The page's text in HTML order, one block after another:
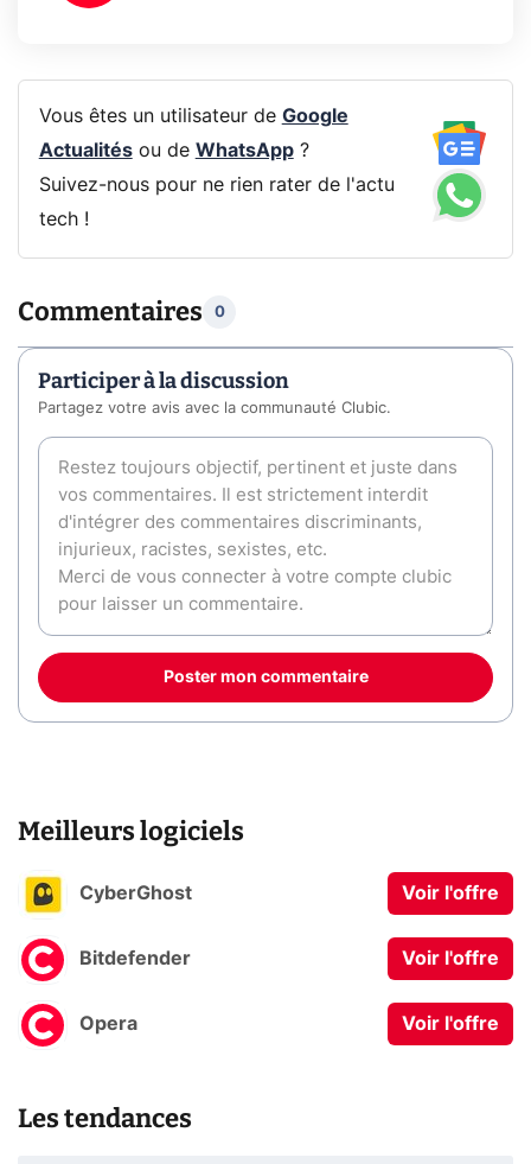
Vous êtes un utilisateur de Google
Actualitésou de WhatsApp?
Suivez-nous pour ne rien rater de l'actu
tech !
Commentaires 0
Participer à la discussion
Partagez votre avis avec la communauté Clubic.
Poster mon commentaire
Meilleurs logiciels
CyberGhost Voir l'offre
Bitdefender Voir l'offre
Opera Voir l'offre
Les tendances